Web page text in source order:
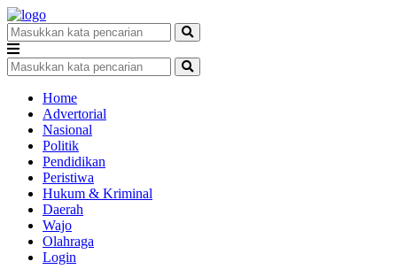
Home
Advertorial
Nasional
Politik
Pendidikan
Peristiwa
Hukum & Kriminal
Daerah
Wajo
Olahraga
Login